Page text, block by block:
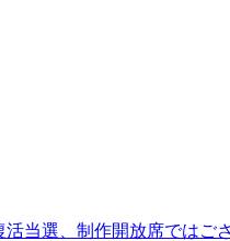
当選、制作開放席では